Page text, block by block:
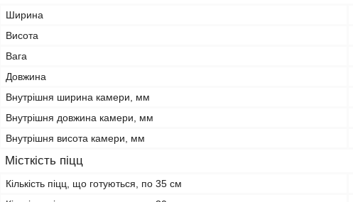
Ширина
Висота
Вага
Довжина
Внутрішня ширина камери, мм
Внутрішня довжина камери, мм
Внутрішня висота камери, мм
Місткість піцц
Кількість піцц, що готуються, по 35 см